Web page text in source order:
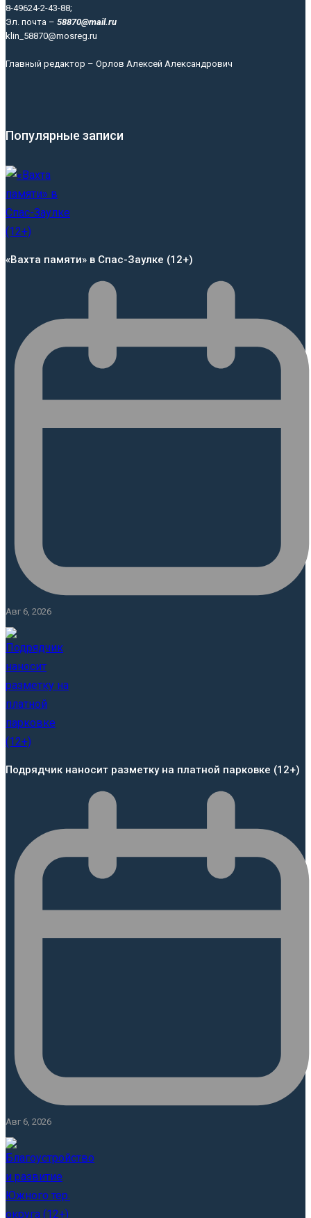
8-49624-2-43-88;
Эл. почта – 58870@mail.ru
klin_58870@mosreg.ru
Главный редактор – Орлов Алексей Александрович
Популярные записи
«Вахта памяти» в Спас-Заулке (12+)
Авг 6, 2026
Подрядчик наносит разметку на платной парковке (12+)
Авг 6, 2026